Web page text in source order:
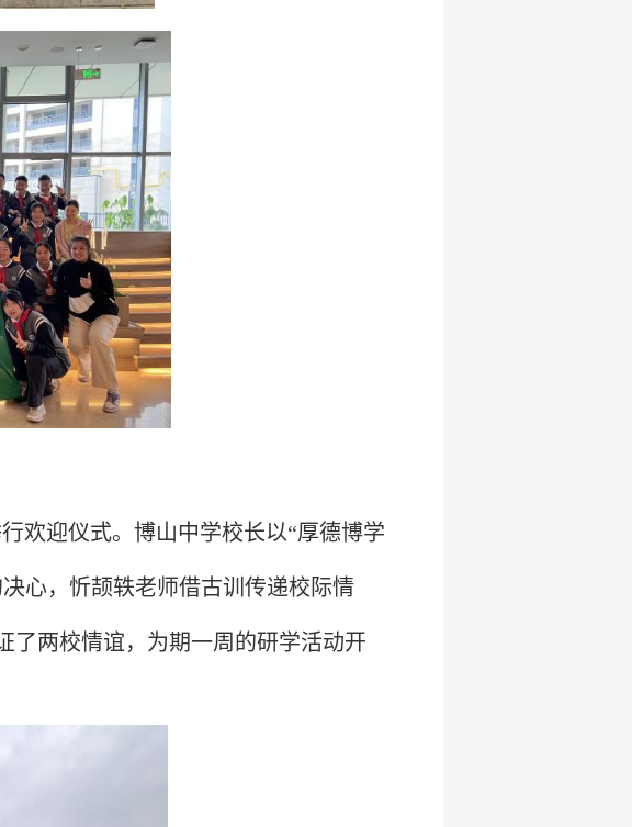
欢迎仪式。博山中学校长以“厚德博学
心，忻颉轶老师借古训传递校际情
了两校情谊，为期一周的研学活动开